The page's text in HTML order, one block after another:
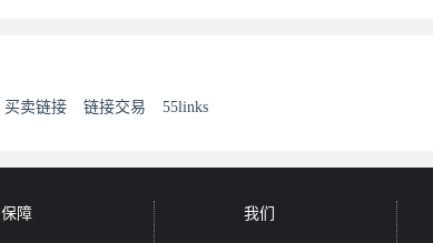
买卖链接 链接交易 55links
保障 我们